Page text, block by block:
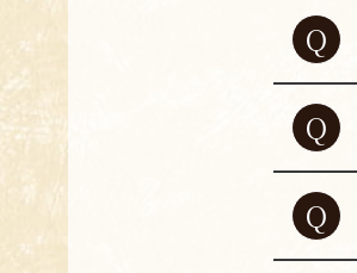
Q
A
Q
A
Q
A